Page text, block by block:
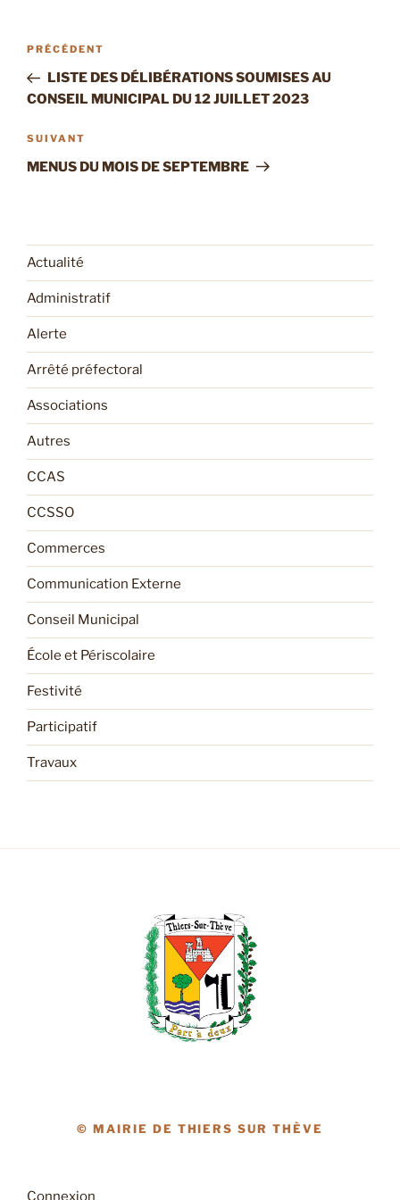
Navigation
l’article
Article
précédent
PRÉCÉDENT
LISTE DES DÉLIBÉRATIONS SOUMISES AU
CONSEIL MUNICIPAL DU 12 JUILLET 2023
Article
suivant
SUIVANT
MENUS DU MOIS DE SEPTEMBRE
Actualité
Administratif
Alerte
Arrêté préfectoral
Associations
Autres
CCAS
CCSSO
Commerces
Communication Externe
Conseil Municipal
École et Périscolaire
Festivité
Participatif
Travaux
© MAIRIE DE THIERS SUR THÈVE
Connexion